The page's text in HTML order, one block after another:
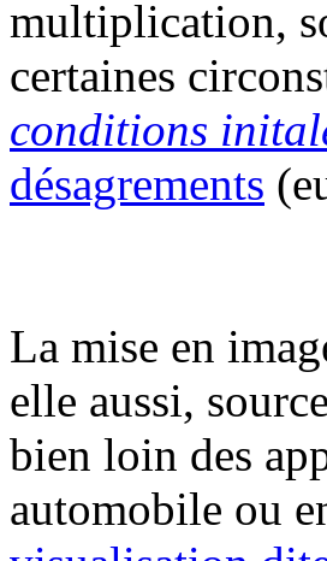
multiplication,
certaines
conditions
désagrements
La mise en
elle aussi,
bien loin des
automobile ou